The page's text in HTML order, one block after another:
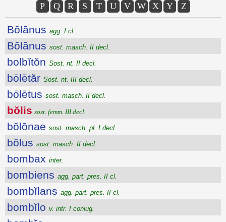
P
Q R S T U V W X Y Z
Bōlānus agg. I cl.
Bōlānus sost. masch. II decl.
bolbĭtŏn Sost. nt. II decl.
bōlētăr Sost. nt. III decl.
bōlētus sost. masch. II decl.
bŏlis sost. femm. III decl.
bŏlōnae sost. masch. pl. I decl.
bŏlus sost. masch. II decl.
bombax inter.
bombiens agg. part. pres. II cl.
bombĭlans agg. part. pres. II cl.
bombĭlo v. intr. I coniug.